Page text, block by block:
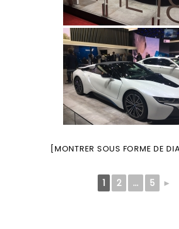
[MONTRER SOUS FORME DE
1 2 ... 5 ►